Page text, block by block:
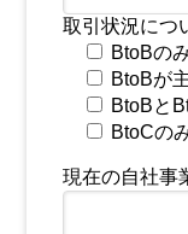
取引状況につ
BtoBの
BtoBが
BtoBと
BtoCの
現在の自社事